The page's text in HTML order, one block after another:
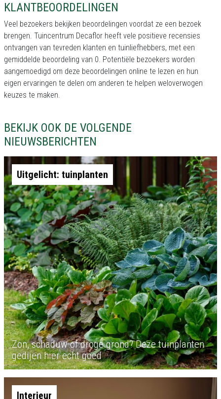
KLANTBEOORDELINGEN
Veel bezoekers bekijken beoordelingen voordat ze een bezoek
brengen. Tuincentrum Decaflor heeft vele positieve recensies
ontvangen van tevreden klanten en tuinliefhebbers, met een
gemiddelde beoordeling van 0. Potentiële bezoekers worden
aangemoedigd om deze beoordelingen online te lezen en hun
eigen ervaringen te delen om anderen te helpen weloverwogen
keuzes te maken.
BEKIJK OOK DE VOLGENDE
NIEUWSBERICHTEN
Uitgelicht: tuinplanten
Zon, schaduw of droge grond? Deze tuinplanten
gedijen hier echt goed
Interieur